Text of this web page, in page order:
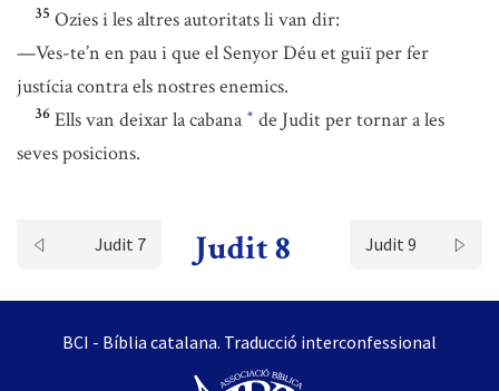
35 Ozies i les altres autoritats li van dir:
—Ves-te’n en pau i que el Senyor Déu et guiï per fer
justícia contra els nostres enemics.
36 Ells van deixar la cabana * de Judit per tornar a les
seves posicions.
Judit 7 Judit 8 Judit 9
BCI - Bíblia catalana. Traducció interconfessional